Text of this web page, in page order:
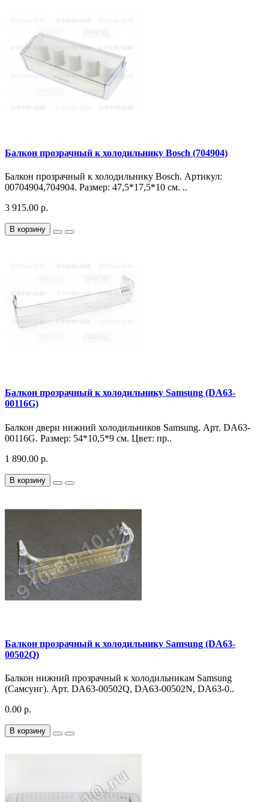
Балкон прозрачный к холодильнику Bosch (704904)
Балкон прозрачный к холодильнику Bosch. Артикул:
00704904,704904. Размер: 47,5*17,5*10 см. ..
3 915.00 р.
В корзину
Балкон прозрачный к холодильнику Samsung (DA63-
00116G)
Балкон двери нижний холодильников Samsung. Арт. DA63-
00116G. Размер: 54*10,5*9 см. Цвет: пр..
1 890.00 р.
В корзину
Балкон прозрачный к холодильнику Samsung (DA63-
00502Q)
Балкон нижний прозрачный к холодильникам Samsung
(Самсунг). Арт. DA63-00502Q, DA63-00502N, DA63-0..
0.00 р.
В корзину